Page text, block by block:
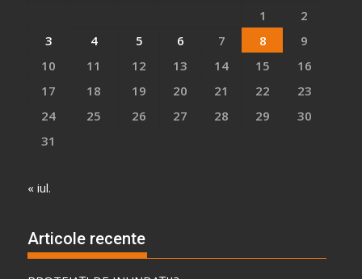
1
2
3
4 5 6 7 8
9
10
11 12 13 14 15
16
17
18 19 20 21 22
23
24
25 26 27 28 29
30
31
« iul.
Articole recente